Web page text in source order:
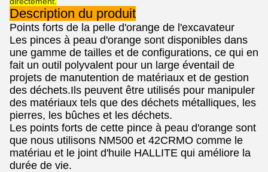
Description du produit
Points forts de la pelle d'orange de l'excavateur
Les pinces à peau d'orange sont disponibles dans
une gamme de tailles et de configurations, ce qui en
fait un outil polyvalent pour un large éventail de
projets de manutention de matériaux et de gestion
des déchets.Ils peuvent être utilisés pour manipuler
des matériaux tels que des déchets métalliques, les
pierres, les bûches et les déchets.
Les points forts de cette pince à peau d'orange sont
que nous utilisons NM500 et 42CRMO comme le
matériau et le joint d'huile HALLITE qui améliore la
durée de vie.